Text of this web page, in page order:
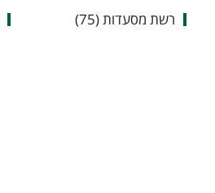
רשת מסעדות (75)